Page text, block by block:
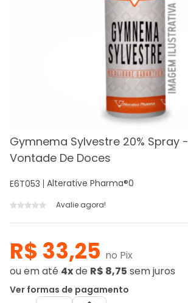
Gymnema Sylvestre 20% Spray
Vontade De Doces
E6T053 Alterative Pharma®0
Avalie agora!
R$ 33,25 no Pix
ouem até 4xde R$ 8,75 sem juros
Ver formas de pagamento